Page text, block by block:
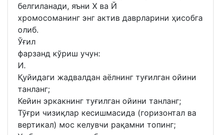
белгиланади, яъни Х ва Й
хромосоманинг энг актив даврларини ҳисобга
олиб.
Ўғил
фарзанд кўриш учун:
И.
Қуйидаги жадвалдан аёлнинг туғилган ойини
танланг;
Кейин эркакнинг туғилган ойини танланг;
Тўғри чизиқлар кесишмасида (горизонтал ва
вертикал) мос келувчи рақамни топинг;